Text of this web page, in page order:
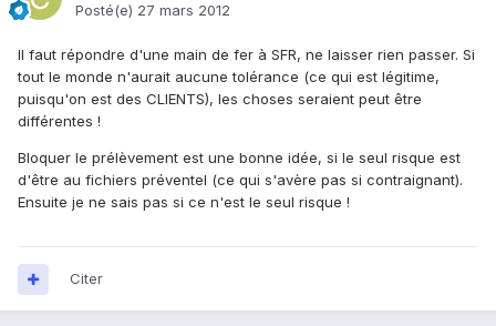
Posté(e) 27 mars 2012
Il faut répondre d'une main de fer à SFR, ne laisser rien passer. Si
tout le monde n'aurait aucune tolérance (ce qui est légitime,
puisqu'on est des CLIENTS), les choses seraient peut être
différentes !
Bloquer le prélèvement est une bonne idée, si le seul risque est
d'être au fichiers préventel (ce qui s'avère pas si contraignant).
Ensuite je ne sais pas si ce n'est le seul risque !
Citer